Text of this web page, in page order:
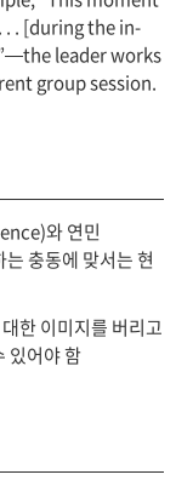
. [during the in-
leader works
group session.
와 연민
충동에 맞서는 현
한 이미지를 버리고
있어야 함